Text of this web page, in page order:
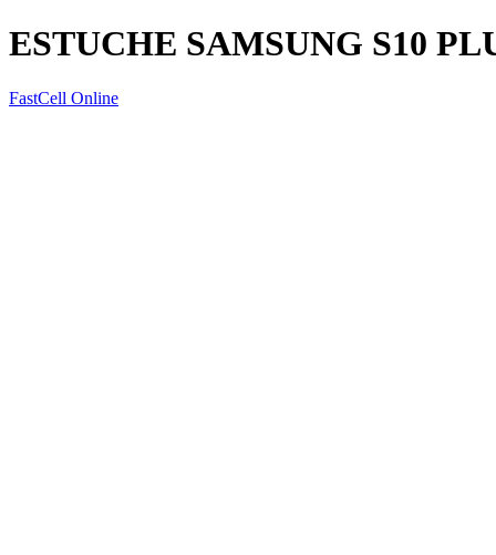
ESTUCHE SAMSUNG S10
FastCell Online